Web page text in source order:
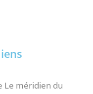
Le méridien du